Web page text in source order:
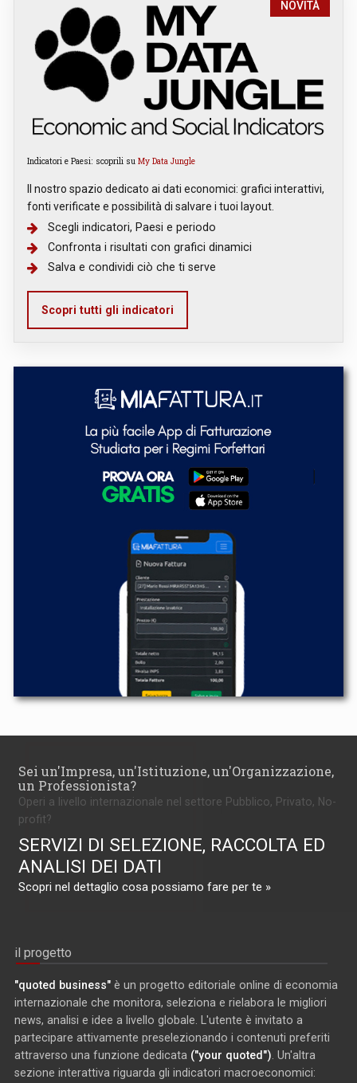
NOVITÀ
Indicatori e Paesi: scoprili su My Data Jungle
Il nostro spazio dedicato ai dati economici: grafici interattivi,
fonti verificate e possibilità di salvare i tuoi layout.
Scegli indicatori, Paesi e periodo
Confronta i risultati con grafici dinamici
Salva e condividi ciò che ti serve
Scopri tutti gli indicatori
Sei un'Impresa, un'Istituzione, un'Organizzazione,
un Professionista?
Operi a livello internazionale nel settore Pubblico, Privato, No-
profit?
SERVIZI DI SELEZIONE, RACCOLTA ED
ANALISI DEI DATI
Scopri nel dettaglio cosa possiamo fare per te »
il progetto
"quoted business" è un progetto editoriale online di economia
internazionale che monitora, seleziona e rielabora le migliori
news, analisi e idee a livello globale. L'utente è invitato a
partecipare attivamente preselezionando i contenuti preferiti
attraverso una funzione dedicata ("your quoted") . Un'altra
sezione interattiva riguarda gli indicatori macroeconomici: